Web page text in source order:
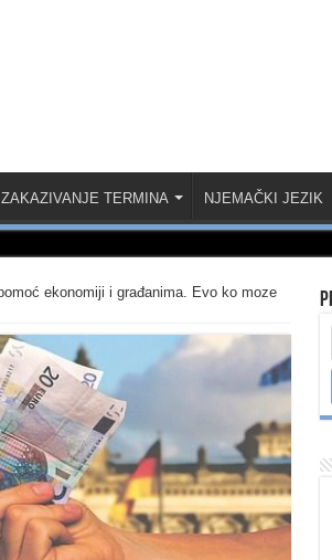
ZAKAZIVANJE TERMINA NJEMAČKI JEZIK
ekonomiji i građanima. Evo ko moze